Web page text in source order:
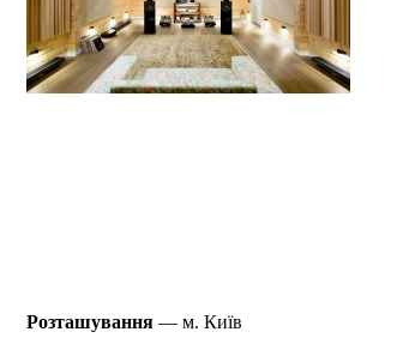
Розташування — м. Київ